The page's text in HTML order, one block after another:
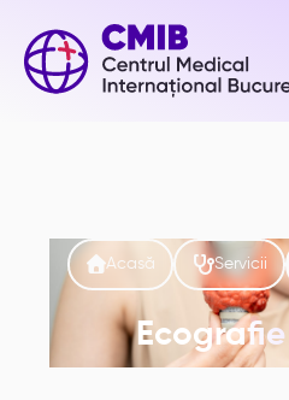
Acasă Servicii